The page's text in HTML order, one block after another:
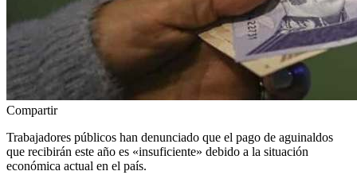
Compartir
Trabajadores públicos han denunciado que el pago de aguinaldos
que recibirán este año es «insuficiente» debido a la situación
económica actual en el país.